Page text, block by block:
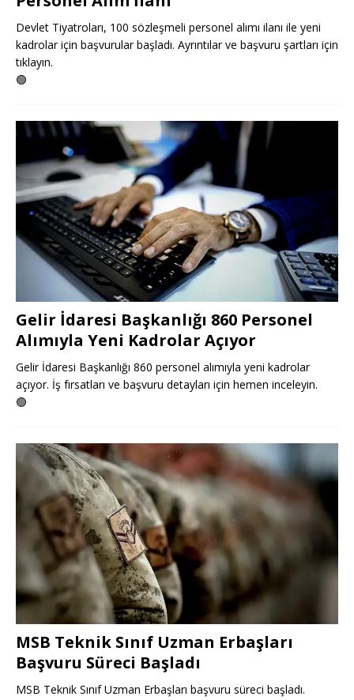
Devlet Tiyatroları, 100 sözleşmeli personel alımı ilanı ile yeni
kadrolar için başvurular başladı. Ayrıntılar ve başvuru şartları için
tıklayın.
🟢
Gelir İdaresi Başkanlığı 860 Personel
Alımıyla Yeni Kadrolar Açıyor
Gelir İdaresi Başkanlığı 860 personel alımıyla yeni kadrolar
açıyor. İş fırsatları ve başvuru detayları için hemen inceleyin.
🟢
MSB Teknik Sınıf Uzman Erbaşları
Başvuru Süreci Başladı
MSB Teknik Sınıf Uzman Erbaşları başvuru süreci başladı.